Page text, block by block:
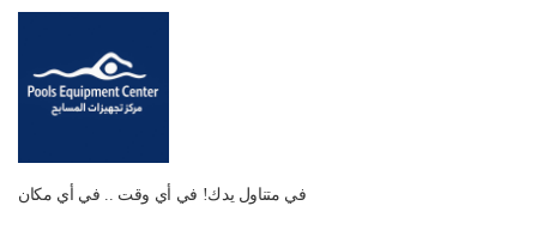
في متناول يدك! في أي وقت .. في أي مكان